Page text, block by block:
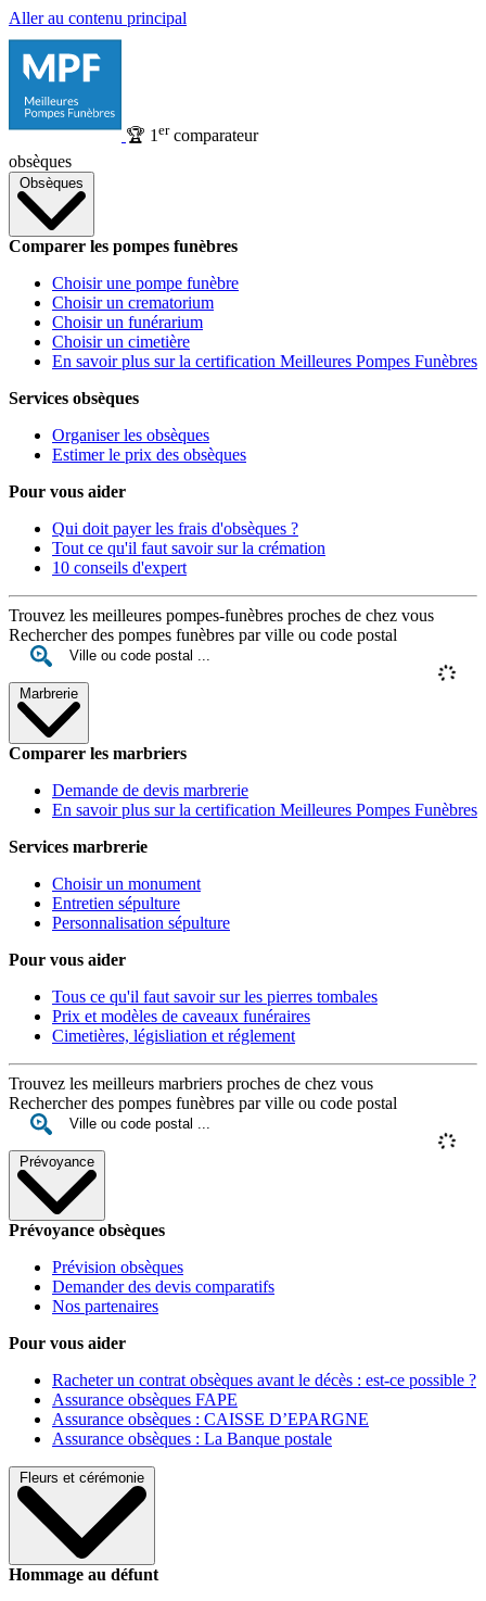
Aller au contenu principal
🏆 1 ercomparateur
obsèques
Obsèques
Comparer les pompes funèbres
Choisir une pompe funèbre
Choisir un crematorium
Choisir un funérarium
Choisir un cimetière
En savoir plus sur la certification Meilleures Pompes Funèbres
Services obsèques
Organiser les obsèques
Estimer le prix des obsèques
Pour vous aider
Qui doit payer les frais d'obsèques ?
Tout ce qu'il faut savoir sur la crémation
10 conseils d'expert
Trouvez les meilleures pompes-funèbres proches de chez vous
Rechercher des pompes funèbres par ville ou code postal
Marbrerie
Comparer les marbriers
Demande de devis marbrerie
En savoir plus sur la certification Meilleures Pompes Funèbres
Services marbrerie
Choisir un monument
Entretien sépulture
Personnalisation sépulture
Pour vous aider
Tous ce qu'il faut savoir sur les pierres tombales
Prix et modèles de caveaux funéraires
Cimetières, législiation et réglement
Trouvez les meilleurs marbriers proches de chez vous
Rechercher des pompes funèbres par ville ou code postal
Prévoyance
Prévoyance obsèques
Prévision obsèques
Demander des devis comparatifs
Nos partenaires
Pour vous aider
Racheter un contrat obsèques avant le décès : est-ce possible ?
Assurance obsèques FAPE
Assurance obsèques : CAISSE D’EPARGNE
Assurance obsèques : La Banque postale
Fleurs et cérémonie
Hommage au défunt